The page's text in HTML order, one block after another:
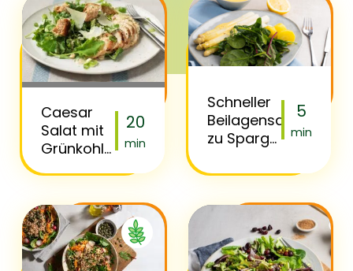
Caesar
Salat mit
Grünkohl
Hähnchen
20
min
Schneller
Beilagensalat
zu Spargel
Florette
Feurig
5
min